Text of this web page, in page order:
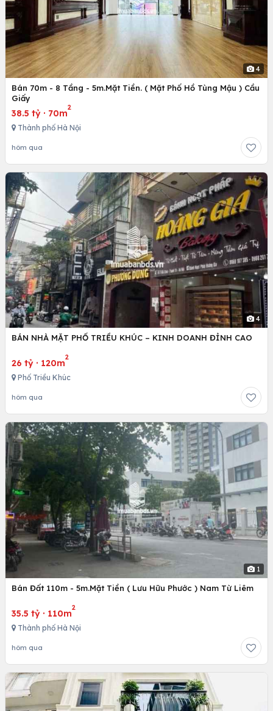
4
Bán 70m - 8 Tầng - 5m.Mặt Tiền. ( Mặt Phố Hồ Tùng Mậu ) Cầu
Giấy
38.5 tỷ · 70m
2
Thành phố Hà Nội
hôm qua
4
BÁN NHÀ MẶT PHỐ TRIỀU KHÚC – KINH DOANH ĐỈNH CAO
26 tỷ · 120m
2
Phố Triều Khúc
hôm qua
1
Bán Đất 110m - 5m.Mặt Tiền ( Lưu Hữu Phước ) Nam Từ Liêm
35.5 tỷ · 110m
2
Thành phố Hà Nội
hôm qua